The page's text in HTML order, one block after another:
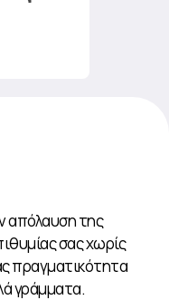
απόλαυση της
σας χωρίς
πραγματικότητα
γράμματα.